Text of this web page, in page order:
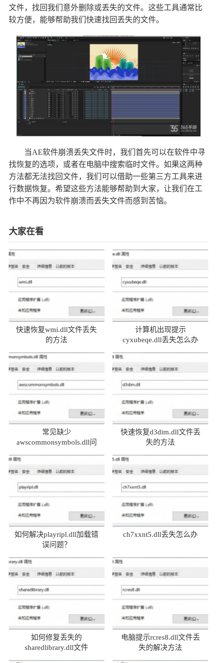
文件，找回我们意外删除或丢失的文件。这些工具通常比
较方便，能够帮助我们快速找回丢失的文件。
当AE软件崩溃丢失文件时，我们首先可以在软件中寻
找恢复的选项，或者在电脑中搜索临时文件。如果这两种
方法都无法找回文件，我们可以借助一些第三方工具来进
行数据恢复。希望这些方法能够帮助到大家，让我们在工
作中不再因为软件崩溃而丢失文件而感到苦恼。
大家在看
快速恢复wmi.dll文件丢失
的方法
计算机出现提示
cyxubeqe.dll丢失怎么办
常见缺少
awscommonsymbols.dll问
快速恢复d3dim.dll文件丢
失的方法
如何解决playripl.dll加载错
误问题？
ch7xxnt5.dll丢失怎么办
如何修复丢失的
sharedlibrary.dll文件
电脑提示rcres8.dll文件丢
失的解决方法